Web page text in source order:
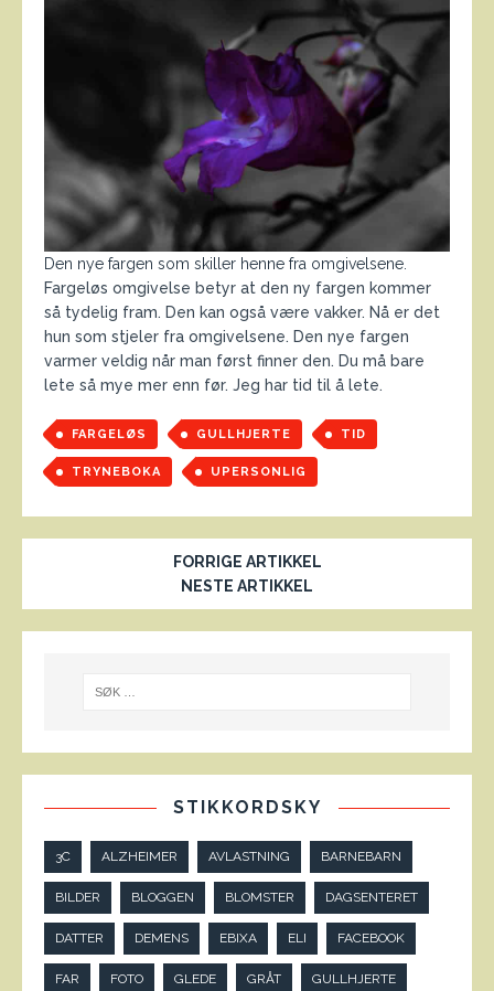
Den nye fargen som skiller henne fra omgivelsene.
Fargeløs omgivelse betyr at den ny fargen kommer
så tydelig fram. Den kan også være vakker. Nå er det
hun som stjeler fra omgivelsene. Den nye fargen
varmer veldig når man først finner den. Du må bare
lete så mye mer enn før. Jeg har tid til å lete.
FARGELØS GULLHJERTE TID
TRYNEBOKA UPERSONLIG
FORRIGE ARTIKKEL
NESTE ARTIKKEL
STIKKORDSKY
3C ALZHEIMER AVLASTNING BARNEBARN
BILDER BLOGGEN BLOMSTER DAGSENTERET
DATTER DEMENS EBIXA ELI FACEBOOK
FAR FOTO GLEDE GRÅT GULLHJERTE